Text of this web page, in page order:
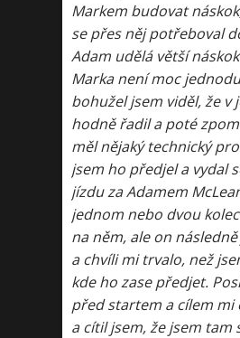
Markem budovat
se přes něj potřeboval
Adam udělá větší
Marka není moc
bohužel jsem viděl, že v
hodně řadil a poté
měl nějaký technický
jsem ho předjel a vydal
jízdu za Adamem
jednom nebo dvou
na něm, ale on
a chvíli mi trvalo, než
kde ho zase předjet.
před startem a cílem mi
a cítil jsem, že jsem tam